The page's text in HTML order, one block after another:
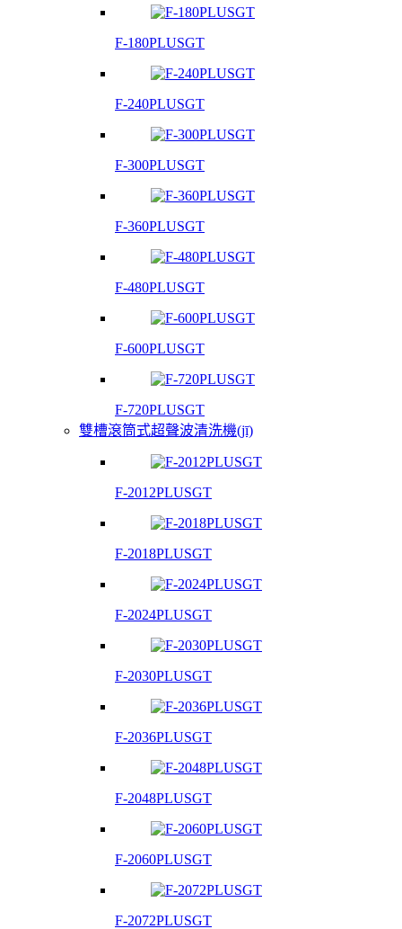
F-180PLUSGT
F-240PLUSGT
F-300PLUSGT
F-360PLUSGT
F-480PLUSGT
F-600PLUSGT
F-720PLUSGT
雙槽滾筒式超聲波清洗機(jī)
F-2012PLUSGT
F-2018PLUSGT
F-2024PLUSGT
F-2030PLUSGT
F-2036PLUSGT
F-2048PLUSGT
F-2060PLUSGT
F-2072PLUSGT